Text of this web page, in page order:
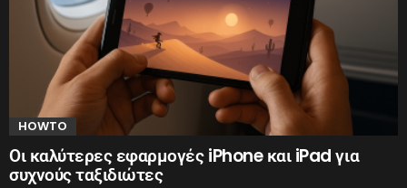
HOWTO
Οι καλύτερες εφαρμογές iPhone και iPad για
συχνούς ταξιδιώτες